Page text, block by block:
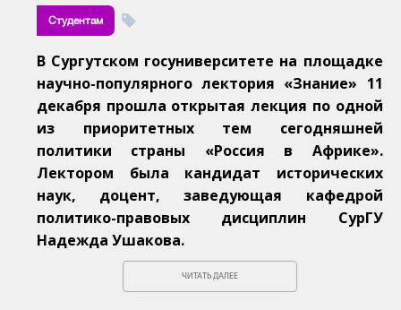
Студентам
В Сургутском госуниверситете на площадке
научно-популярного лектория «Знание» 11
декабря прошла открытая лекция по одной
из приоритетных тем сегодняшней
политики страны «Россия в Африке».
Лектором была кандидат исторических
наук, доцент, заведующая кафедрой
политико-правовых дисциплин СурГУ
Надежда Ушакова.
ЧИТАТЬ ДАЛЕЕ